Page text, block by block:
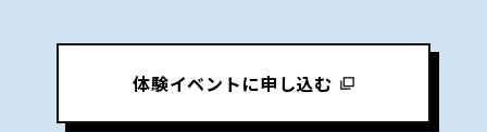
体験イベントに申し込む